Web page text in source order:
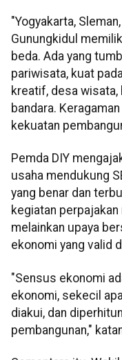
"Yogyakarta,
Gunungkidul
beda. Ada yang
pariwisata, kuat
kreatif, desa wisata,
bandara.
kekuatan
Pemda DIY
usaha mendukung
yang benar dan
kegiatan
melainkan upaya
ekonomi yang valid
"Sensus ekonomi
ekonomi, sekecil
diakui, dan
pembangunan,"